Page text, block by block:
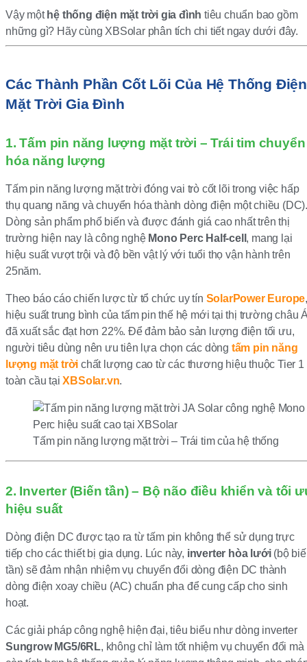
Vậy một hệ thống điện mặt trời gia đình tiêu chuẩn bao gồm
những gì? Hãy cùng XBSolar phân tích chi tiết ngay dưới đây.
Các Thành Phần Cốt Lõi Của Hệ Thống Điện
Mặt Trời Gia Đình
1. Tấm pin năng lượng mặt trời – Trái tim chuyển
hóa năng lượng
Tấm pin năng lượng mặt trời đóng vai trò cốt lõi trong việc hấp
thụ quang năng và chuyển hóa thành dòng điện một chiều (DC).
Dòng sản phẩm phổ biến và được đánh giá cao nhất trên thị
trường hiện nay là công nghệ Mono Perc Half-cell , mang lại
hiệu suất vượt trội và độ bền vật lý với tuổi thọ vận hành trên
25năm.
Theo báo cáo chiến lược từ tổ chức uy tín SolarPower Europe
hiệu suất trung bình của tấm pin thế hệ mới tại thị trường châu
đã xuất sắc đạt hơn 22%. Để đảm bảo sản lượng điện tối ưu,
người tiêu dùng nên ưu tiên lựa chọn các dòng tấm pin năng
lượng mặt trời chất lượng cao từ các thương hiệu thuộc Tier 1
toàn cầu tạiXBSolar.vn.
Tấm pin năng lượng mặt trời – Trái tim của hệ thống
2. Inverter (Biến tần) – Bộ não điều khiển và tối
hiệu suất
Dòng điện DC được tạo ra từ tấm pin không thể sử dụng trực
tiếp cho các thiết bị gia dụng. Lúc này, inverter hòa lưới(bộ
tần) sẽ đảm nhận nhiệm vụ chuyển đổi dòng điện DC thành
dòng điện xoay chiều (AC) chuẩn pha để cung cấp cho sinh
hoạt.
Các giải pháp công nghệ hiện đại, tiêu biểu như dòng inverter
Sungrow MG5/6RL, không chỉ làm tốt nhiệm vụ chuyển đổi mà